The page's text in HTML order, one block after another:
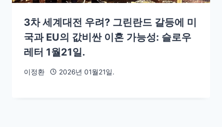
3차 세계대전 우려? 그린란드 갈등에 미
국과 EU의 값비싼 이혼 가능성: 슬로우
레터 1월21일.
이정환 2026년 01월21일.